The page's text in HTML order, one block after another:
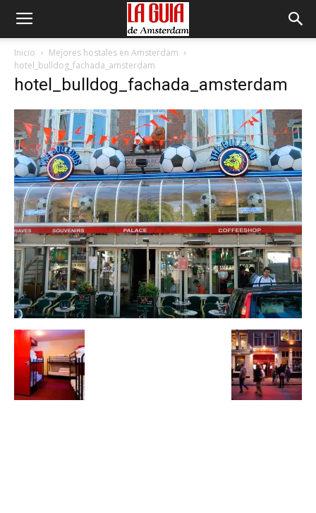
Inicio
Mejores hostales en Amsterdam
hotel_bulldog_fachada_amsterdam
hotel_bulldog_fachada_amsterdam